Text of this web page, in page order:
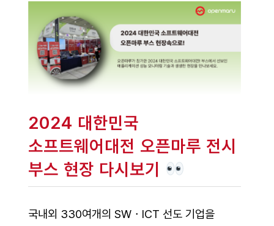
2024 대한민국
소프트웨어대전 오픈마루 전시
부스 현장 다시보기
국내외 330여개의 SW・ICT 선도 기업을